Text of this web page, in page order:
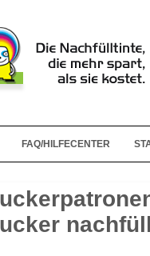
FAQ/HILFECENTER